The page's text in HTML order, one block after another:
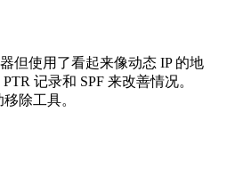
但使用了看起来像动态 IP 的地
记录和 SPF 来改善情况。
除工具。